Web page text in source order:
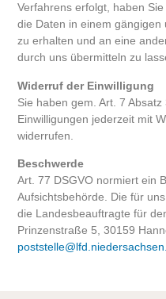
Verfahrens erfolgt, haben
die Daten in einem
zu erhalten und an eine
durch uns übermitteln zu
Widerruf der Einwilligung
Sie haben gem. Art. 7
Einwilligungen jederzeit mit
widerrufen.
Beschwerde
Art. 77 DSGVO normiert ein
Aufsichtsbehörde. Die für
die Landesbeauftragte für
Prinzenstraße 5, 30159